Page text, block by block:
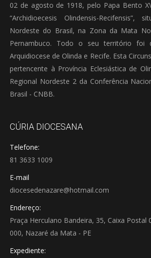
02 de agosto de 1918, pelo Papa Bento
“Archidioecesis Olindensis-Recifensis”,
Nordeste do Brasil, na Zona da Mata
Pernambuco. Todo o seu território foi
Arquidiocese de Olinda e Recife. Esta
pertencente à Província Eclesiástica de
Regional Nordeste 2 da Conferência
Brasil - CNBB.
CÚRIA DIOCESANA
Telefone:
81 3633 1009
E-mail
diocesedenazare@hotmail.com
Endereço:
Praça Herculano Bandeira, 35, Caixa Postal
000, Nazaré da Mata - PE
Expediente: